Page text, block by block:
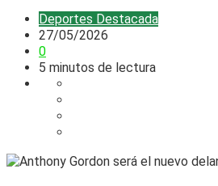
Deportes Destacada
27/05/2026
0
5 minutos de lectura